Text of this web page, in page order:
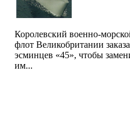
Королевский военно-
флот Великобритании
эсминцев «45», чтобы
им...